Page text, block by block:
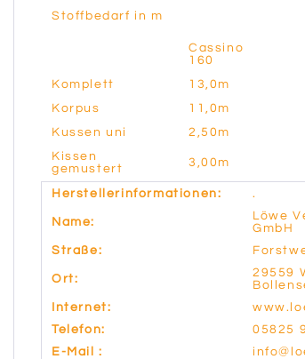
Stoffbedarf in m
Cassino
160
Komplett
13,0m
Korpus
11,0m
Kussen uni
2,50m
Kissen
gemustert
3,00m
Herstellerinformationen: .
Name:
Löwe
GmbH
Straße:
Ort:
29559
Internet:
Telefon:
05825
E-Mail :